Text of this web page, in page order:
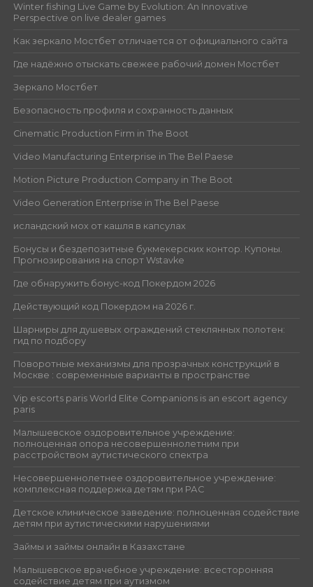
Winter fishing Live Game by Evolution: An Innovative
Perspective on live dealer games
Как зеркало Мостбет отличается от официального сайта
Где надёжно отыскать свежее рабочий домен Мостбет
Зеркало Мостбет
Безопасность профиля и сохранность данных
Cinematic Production Firm in The Boot
Video Manufacturing Enterprise in The Bel Paese
Motion Picture Production Company in The Boot
Video Generation Enterprise in The Bel Paese
исландский мох от кашля в капсулах
Бонусы и бездепозитные букмекерских контор. Купоны.
Прогнозирования на спорт Wstavke
Где обнаружить бонус-код Покердом 2026
Действующий код Покердом на 2026 г.
Шарниры для душевых ограждений стеклянных полотен:
гид по подбору
Поворотные механизмы для прозрачных конструкций в
Москве : современные варианты в пространстве
Vip escorts paris World Elite Companions is an escort agency
paris
Малышевское оздоровительное учреждение:
полноценная опора несовершеннолетним при
расстройством аутистического спектра
Несовершеннолетнее оздоровительное учреждение:
комплексная поддержка детям при РАС
Детское клиническое заведение: полноценная содействие
детям при аутистическими нарушениями
Займы и займы онлайн в Казахстане
Малышевское врачебное учреждение: всесторонняя
содействие детям при аутизмом